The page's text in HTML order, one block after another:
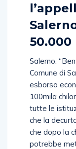
50.000
Salerno.
Comune di
esborso
100mila
tutte le
che la
che dopo la
potrebbe